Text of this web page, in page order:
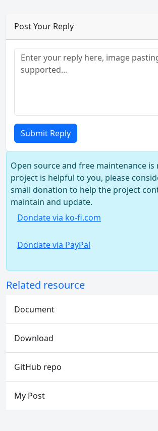
Post Your Reply
Submit Reply
Open source and free maintenance is
project is helpful to you, please
small donation to help the project
maintain and update.
Dondate via ko-fi.com
Dondate via PayPal
Related resource
Document
Download
GitHub repo
My Post